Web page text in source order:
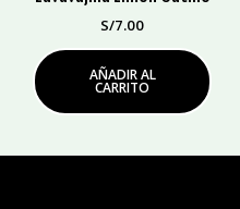
S/7.00
AÑADIR AL
CARRITO